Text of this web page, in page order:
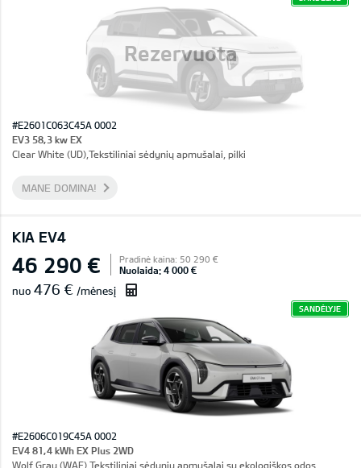
Rezervuota
#E2601C063C45A 0002
EV3 58,3 kw EX
Clear White (UD),Tekstiliniai sėdynių apmušalai, pilki
MANE DOMINA!
KIA EV4
46 290 € Pradinė kaina: 50 290 €
Nuolaida: 4 000 €
nuo 476 € /mėnesį
SANDĖLYJE
#E2606C019C45A 0002
EV4 81,4 kWh EX Plus 2WD
Wolf Gray (WAF),Tekstiliniai sėdynių apmušalai su ekologiškos odos